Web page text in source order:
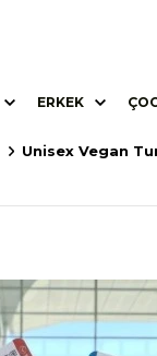
ERKEK
Unisex Vegan